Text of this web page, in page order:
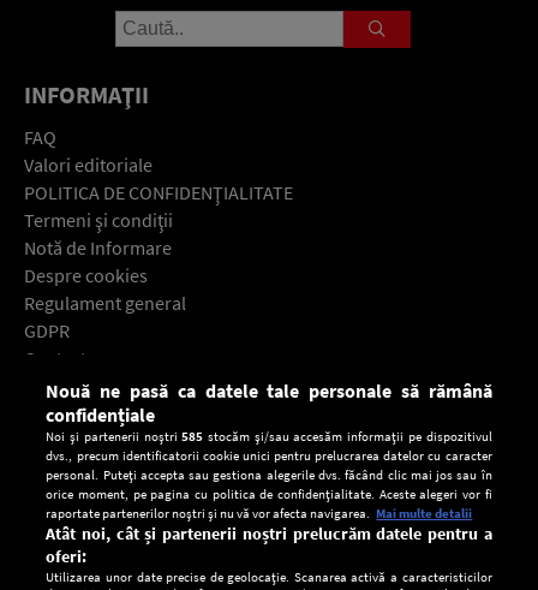
INFORMAŢII
FAQ
Valori editoriale
POLITICA DE CONFIDENŢIALITATE
Termeni şi condiţii
Notă de Informare
Despre cookies
Regulament general
GDPR
Contact
Descarcă gratuit aplicaţia Europa FM pentru smartphone:
Nouă ne pasă ca datele tale personale să rămână
confidențiale
Noi și partenerii noștri585 stocăm și/sau accesăm informații pe dispozitivul
dvs., precum identificatorii cookie unici pentru prelucrarea datelor cu caracter
personal. Puteți accepta sau gestiona alegerile dvs. făcând clic mai jos sau în
orice moment, pe pagina cu politica de confidențialitate. Aceste alegeri vor fi
raportate partenerilor noștri și nu vă vor afecta navigarea. Mai multe detalii
Atât noi, cât și partenerii noștri prelucrăm datele pentru a
oferi:
Utilizarea unor date precise de geolocație. Scanarea activă a caracteristicilor